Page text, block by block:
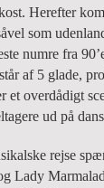
Herefter
som
numre fra
af 5 glade,
et overdådigt
ud på
rejse
Lady